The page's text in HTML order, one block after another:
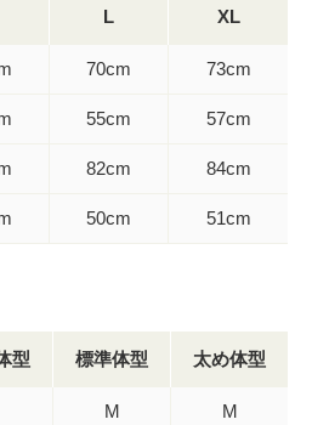
L XL
70cm 73cm
55cm 57cm
82cm 84cm
50cm 51cm
型 標準体型 太め体型
M M